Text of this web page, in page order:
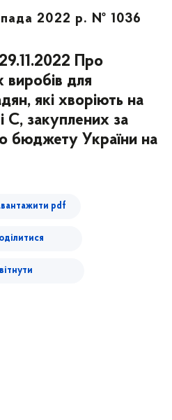
2022 р. № 1036
Про
виробів для
які хворіють на
С, закуплених за
бюджету України на
pdf